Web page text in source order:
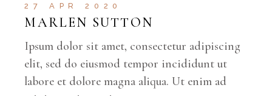
27 APR 2020
MARLEN SUTTON
Ipsum dolor sit amet, consectetur adipiscing
elit, sed do eiusmod tempor incididunt ut
labore et dolore magna aliqua. Ut enim ad